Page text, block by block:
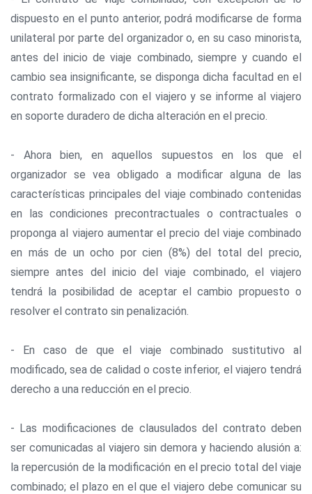
dispuesto en el punto anterior, podrá modificarse de forma
unilateral por parte del organizador o, en su caso minorista,
antes del inicio de viaje combinado, siempre y cuando el
cambio sea insignificante, se disponga dicha facultad en el
contrato formalizado con el viajero y se informe al viajero
en soporte duradero de dicha alteración en el precio.
- Ahora bien, en aquellos supuestos en los que el
organizador se vea obligado a modificar alguna de las
características principales del viaje combinado contenidas
en las condiciones precontractuales o contractuales o
proponga al viajero aumentar el precio del viaje combinado
en más de un ocho por cien (8%) del total del precio,
siempre antes del inicio del viaje combinado, el viajero
tendrá la posibilidad de aceptar el cambio propuesto o
resolver el contrato sin penalización.
- En caso de que el viaje combinado sustitutivo al
modificado, sea de calidad o coste inferior, el viajero tendrá
derecho a una reducción en el precio.
- Las modificaciones de clausulados del contrato deben
ser comunicadas al viajero sin demora y haciendo alusión a:
la repercusión de la modificación en el precio total del viaje
combinado; el plazo en el que el viajero debe comunicar su